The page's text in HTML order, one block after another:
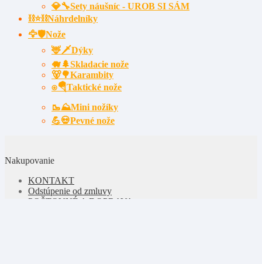
💎🔧Sety náušníc - UROB SI SÁM
⛓⭐⛓️Náhrdelníky
🦅🛡️Nože
🦌🗡Dýky
🐗🌲Skladacie nože
🐻🌳Karambity
⍟🪂Taktické nože
🥾⛰️Mini nožíky
💪💀Pevné nože
Nakupovanie
KONTAKT
Odstúpenie od zmluvy
POŠTOVNÉ A DOPRAVA